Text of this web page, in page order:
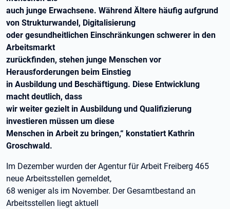
auch junge Erwachsene. Während Ältere häufig aufgrund
von Strukturwandel, Digitalisierung
oder gesundheitlichen Einschränkungen schwerer in den
Arbeitsmarkt
zurückfinden, stehen junge Menschen vor
Herausforderungen beim Einstieg
in Ausbildung und Beschäftigung. Diese Entwicklung
macht deutlich, dass
wir weiter gezielt in Ausbildung und Qualifizierung
investieren müssen um diese
Menschen in Arbeit zu bringen,“ konstatiert Kathrin
Groschwald.
Im Dezember wurden der Agentur für Arbeit Freiberg 465
neue Arbeitsstellen gemeldet,
68 weniger als im November. Der Gesamtbestand an
Arbeitsstellen liegt aktuell